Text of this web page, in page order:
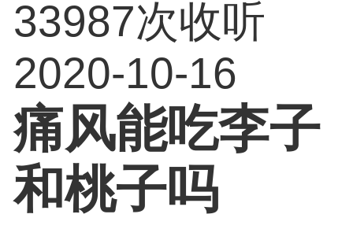
33987次收听
2020-10-16
痛风能吃李子
和桃子吗